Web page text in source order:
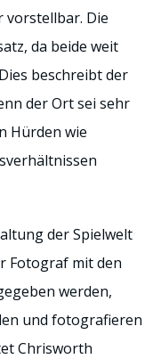
vorstellbar. Die
da beide weit
beschreibt der
der Ort sei sehr
Hürden wie
der Spielwelt
Fotograf mit den
werden,
und fotografieren
Chrisworth